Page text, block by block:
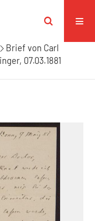
Brief von Carl
07.03.1881